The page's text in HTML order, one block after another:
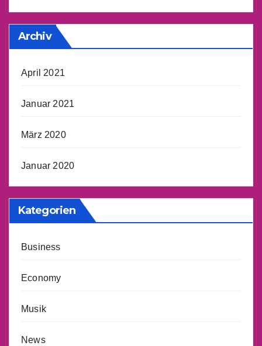
Archiv
April 2021
Januar 2021
März 2020
Januar 2020
Kategorien
Business
Economy
Musik
News